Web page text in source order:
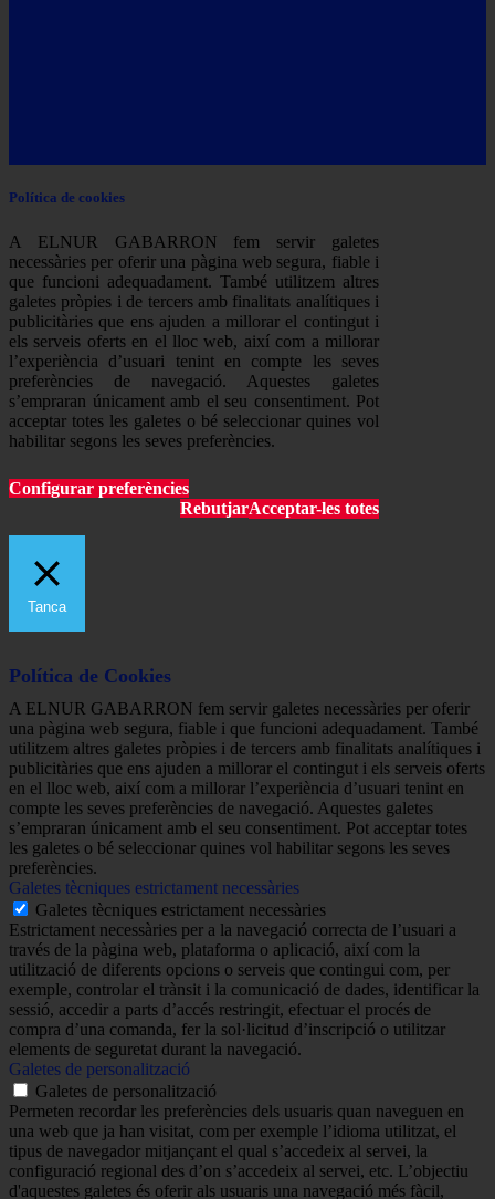
Política de cookies
A ELNUR GABARRON fem servir galetes
necessàries per oferir una pàgina web segura, fiable i
que funcioni adequadament. També utilitzem altres
galetes pròpies i de tercers amb finalitats analítiques i
publicitàries que ens ajuden a millorar el contingut i
els serveis oferts en el lloc web, així com a millorar
l’experiència d’usuari tenint en compte les seves
preferències de navegació. Aquestes galetes
s’empraran únicament amb el seu consentiment. Pot
acceptar totes les galetes o bé seleccionar quines vol
habilitar segons les seves preferències.
Configurar preferències
RebutjarAcceptar-les totes
Tanca
Política de Cookies
A ELNUR GABARRON fem servir galetes necessàries per oferir
una pàgina web segura, fiable i que funcioni adequadament. També
utilitzem altres galetes pròpies i de tercers amb finalitats analítiques i
publicitàries que ens ajuden a millorar el contingut i els serveis oferts
en el lloc web, així com a millorar l’experiència d’usuari tenint en
compte les seves preferències de navegació. Aquestes galetes
s’empraran únicament amb el seu consentiment. Pot acceptar totes
les galetes o bé seleccionar quines vol habilitar segons les seves
preferències.
Galetes tècniques estrictament necessàries
Galetes tècniques estrictament necessàries
Estrictament necessàries per a la navegació correcta de l’usuari a
través de la pàgina web, plataforma o aplicació, així com la
utilització de diferents opcions o serveis que contingui com, per
exemple, controlar el trànsit i la comunicació de dades, identificar la
sessió, accedir a parts d’accés restringit, efectuar el procés de
compra d’una comanda, fer la sol·licitud d’inscripció o utilitzar
elements de seguretat durant la navegació.
Galetes de personalització
Galetes de personalització
Permeten recordar les preferències dels usuaris quan naveguen en
una web que ja han visitat, com per exemple l’idioma utilitzat, el
tipus de navegador mitjançant el qual s’accedeix al servei, la
configuració regional des d’on s’accedeix al servei, etc. L’objectiu
d'aquestes galetes és oferir als usuaris una navegació més fàcil,